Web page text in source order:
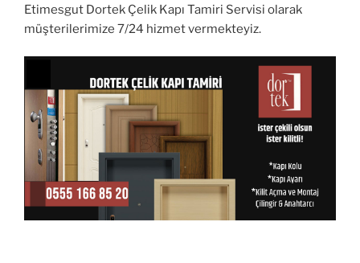
Etimesgut Dortek Çelik Kapı Tamiri Servisi olarak
müşterilerimize 7/24 hizmet vermekteyiz.